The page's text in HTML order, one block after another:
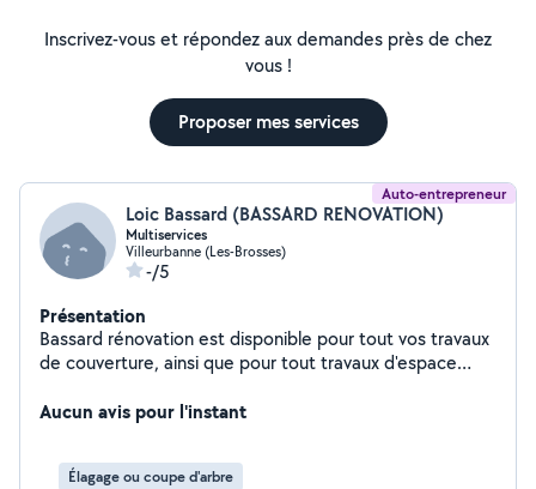
Inscrivez-vous et répondez aux demandes près de chez
vous !
Proposer mes services
Auto-entrepreneur
Loic Bassard (BASSARD RENOVATION)
Multiservices
Villeurbanne (Les-Brosses)
-/5
Présentation
Bassard rénovation est disponible pour tout vos travaux
de couverture, ainsi que pour tout travaux d'espace
Aucun avis pour l'instant
Élagage ou coupe d'arbre